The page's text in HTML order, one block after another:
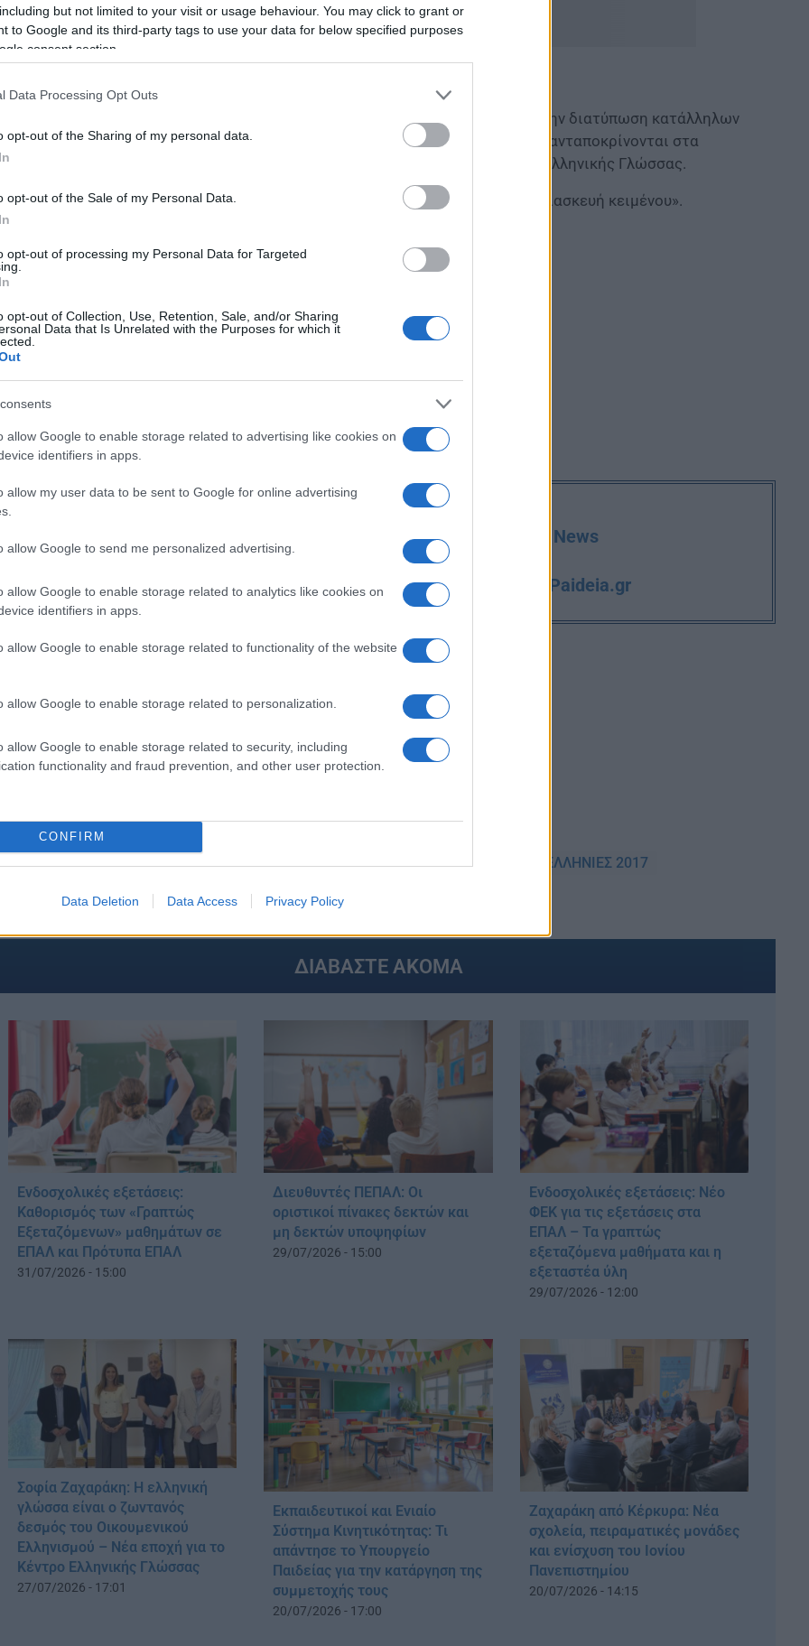
but not limited to your visit or usage behaviour. You may click to grant or
to Google and its third-party tags to use your data for below specified purposes
consent section.
Data Processing Opt Outs
opt-out of the Sharing of my personal data.
opt-out of the Sale of my Personal Data.
opt-out of processing my Personal Data for Targeted
opt-out of Collection, Use, Retention, Sale, and/or Sharing
Data that Is Unrelated with the Purposes for which it
allow Google to enable storage related to advertising like cookies on
identifiers in apps.
allow my user data to be sent to Google for online advertising
allow Google to send me personalized advertising.
allow Google to enable storage related to analytics like cookies on
identifiers in apps.
allow Google to enable storage related to functionality of the website
allow Google to enable storage related to personalization.
allow Google to enable storage related to security, including
functionality and fraud prevention, and other user protection.
CONFIRM
Data Deletion Data Access Privacy Policy
κείμενα προσαρμόζονται λεξιλογικά και δομικά, έτσι ώστε να διευκολύνουν την διατύπωση κατάλληλων
ερωτημάτων (περιεχομένου, οργάνωσης του κειμένου κ.λ.π) ώστε να ανταποκρίνονται στα
μαθησιακά αποτελέσματα του προγράμματος σπουδών της Νεοελληνικής Γλώσσας.
είναι εντελώς αβάσιμη η πληροφορία ότι συμβαίνει για πρώτη φορά διασκευή κειμένου».
Ακολουθείστε το iPaideia.gr στο Google News
TελευταίεςΕιδήσειςγια την Παιδεία και την εργασία στο iPaideia.gr
ΓΛΩΣΣΑ
ΕΚΘΕΣΗ 2017 ΕΠΑΛ ΘΕΜΑΤΑ ΠΑΝΕΛΛΗΝΙΩΝ 2017
ΠΑΝΕΛΛΗΝΙΕΣ 2017
ΔΙΑΒΑΣΤΕ ΑΚΟΜΑ
Ενδοσχολικές εξετάσεις:
Καθορισμός των «Γραπτώς
Εξεταζόμενων» μαθημάτων σε
ΕΠΑΛ και Πρότυπα ΕΠΑΛ
31/07/2026 - 15:00
Διευθυντές ΠΕΠΑΛ: Οι
οριστικοί πίνακες δεκτών και
μη δεκτών υποψηφίων
29/07/2026 - 15:00
Ενδοσχολικές εξετάσεις: Νέο
ΦΕΚ για τις εξετάσεις στα
ΕΠΑΛ – Τα γραπτώς
εξεταζόμενα μαθήματα και η
εξεταστέα ύλη
29/07/2026 - 12:00
Σοφία Ζαχαράκη: Η ελληνική
γλώσσα είναι ο ζωντανός
δεσμός του Οικουμενικού
Ελληνισμού – Νέα εποχή για το
Κέντρο Ελληνικής Γλώσσας
27/07/2026 - 17:01
Εκπαιδευτικοί και Ενιαίο
Σύστημα Κινητικότητας: Τι
απάντησε το Υπουργείο
Παιδείας για την κατάργηση της
συμμετοχής τους
20/07/2026 - 17:00
Ζαχαράκη από Κέρκυρα: Νέα
σχολεία, πειραματικές μονάδες
και ενίσχυση του Ιονίου
Πανεπιστημίου
20/07/2026 - 14:15